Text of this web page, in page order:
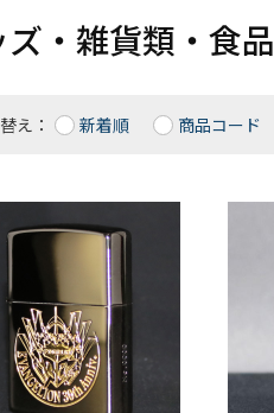
ズ・雑貨類・食品
え： 新着順 商品コード